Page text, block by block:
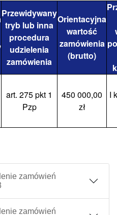
Przewidywany
tryb lub inna
procedura
udzielenia
zamówienia
Orientacyjna
wartość
zamówienia
(brutto)
art. 275 pkt 1
Pzp
450 000,00
zł
I
zamówień
zamówień